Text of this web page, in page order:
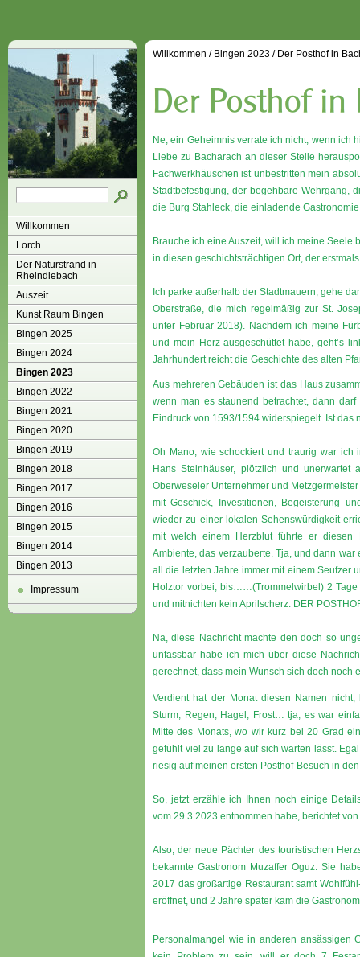
Willkommen
Lorch
Der Naturstrand in
Rheindiebach
Auszeit
Kunst Raum Bingen
Bingen 2025
Bingen 2024
Bingen 2023
Bingen 2022
Bingen 2021
Bingen 2020
Bingen 2019
Bingen 2018
Bingen 2017
Bingen 2016
Bingen 2015
Bingen 2014
Bingen 2013
Impressum
Willkommen / Bingen 2023 / Der Posthof in
Ne, ein Geheimnis verrate ich nicht, wenn ich
Liebe zu Bacharach an dieser Stelle
Fachwerkhäuschen ist unbestritten mein
Stadtbefestigung, der begehbare Wehrgang,
die Burg Stahleck, die einladende
Brauche ich eine Auszeit, will ich meine Seele
in diesen geschichtsträchtigen Ort, der
Ich parke außerhalb der Stadtmauern, gehe
Oberstraße, die mich regelmäßig zur St.
unter Februar 2018). Nachdem ich meine
und mein Herz ausgeschüttet habe, geht’s
Jahrhundert reicht die Geschichte des alten
Aus mehreren Gebäuden ist das Haus
wenn man es staunend betrachtet, dann
Eindruck von 1593/1594 widerspiegelt. Ist das
Oh Mano, wie schockiert und traurig war ich
Hans Steinhäuser, plötzlich und
Oberweseler Unternehmer und
mit Geschick, Investitionen, Begeisterung
wieder zu einer lokalen Sehenswürdigkeit
mit welch einem Herzblut führte er diesen
Ambiente, das verzauberte. Tja, und dann
all die letzten Jahre immer mit einem Seufzer
Holztor vorbei, bis……(Trommelwirbel) 2
und mitnichten kein Aprilscherz: DER
Na, diese Nachricht machte den doch so
unfassbar habe ich mich über diese
gerechnet, dass mein Wunsch sich doch noch
Verdient hat der Monat diesen Namen
Sturm, Regen, Hagel, Frost… tja, es war
Mitte des Monats, wo wir kurz bei 20 Grad
gefühlt viel zu lange auf sich warten lässt.
riesig auf meinen ersten Posthof-Besuch in
So, jetzt erzähle ich Ihnen noch einige
vom 29.3.2023 entnommen habe, berichtet
Also, der neue Pächter des touristischen
bekannte Gastronom Muzaffer Oguz. Sie
2017 das großartige Restaurant samt
eröffnet, und 2 Jahre später kam die
Personalmangel wie in anderen ansässigen